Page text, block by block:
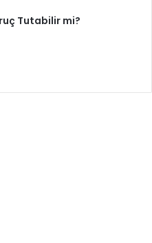
Tutabilir mi?